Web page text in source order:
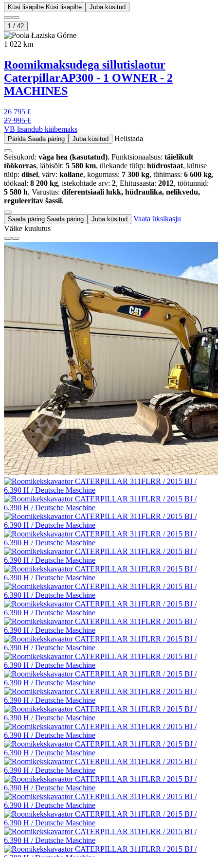
Küsi lisapilte Küsi lisapilte Juba küsitud
1 / 42
Łaziska Górne
1 022 km
Roomikmaksudega sillutislaotur
CaterpillarAP300 - 1 OWNER - 2
MACHINES
26 795 €
27 995 €
VB lisandub käibemaks
Pärida Saada päring Juba küsitud Helistada
Seisukord: väga hea (kasutatud), Funktsionaalsus: täielikult
töökorras, läbisõit: 5 580 km, ülekande tüüp: hüdrostaat, kütuse
tüüp: diisel, värv: kollane, kogumass: 7 300 kg, tühimass: 6 600 kg,
töökaal: 8 200 kg, istekohtade arv: 2, Ehitusaasta: 2012, töötunnid:
5 580 h, Varustus: diferentsiaali lukk, hüdraulika, nelikvedu,
reguleeritav šassii,
Saada päring Saada päring Juba küsitud
Vaata üksikasju
Väike kuulutus